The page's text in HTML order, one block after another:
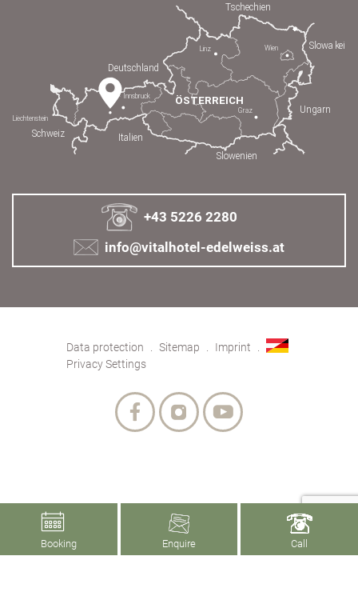
+43 5226 2280
info@vitalhotel-edelweiss.at
Data protection Sitemap
Imprint
Privacy Settings
Booking Enquire Call